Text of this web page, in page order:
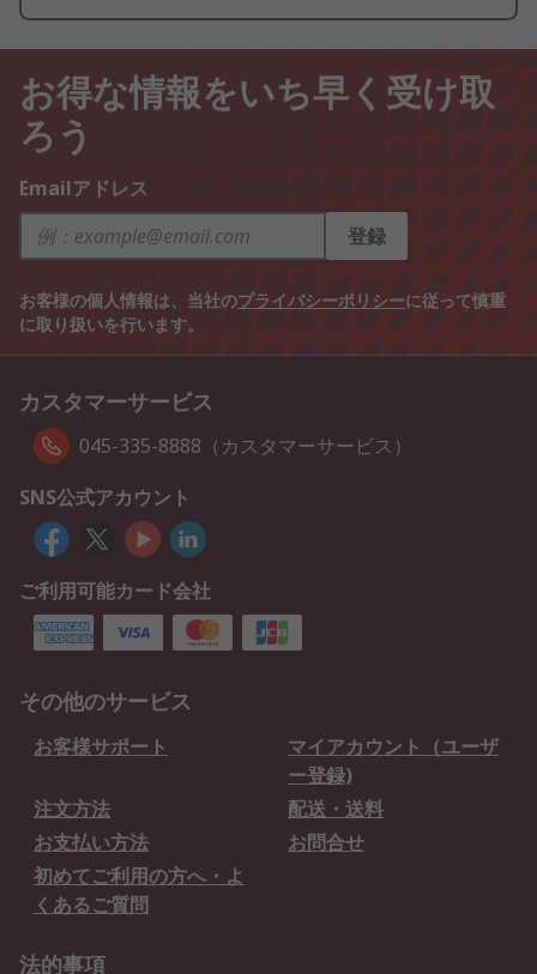
お得な情報をいち早く受け取
ろう
Emailアドレス
登録
お客様の個人情報は、当社のプライバシーポリシーに従って慎重
に取り扱いを行います。
カスタマーサービス
045-335-8888（カスタマーサービス）
SNS公式アカウント
ご利用可能カード会社
その他のサービス
お客様サポート
マイアカウント（ユーザ
ー登録)
注文方法
配送・送料
お支払い方法
お問合せ
初めてご利用の方へ・よ
くあるご質問
法的事項